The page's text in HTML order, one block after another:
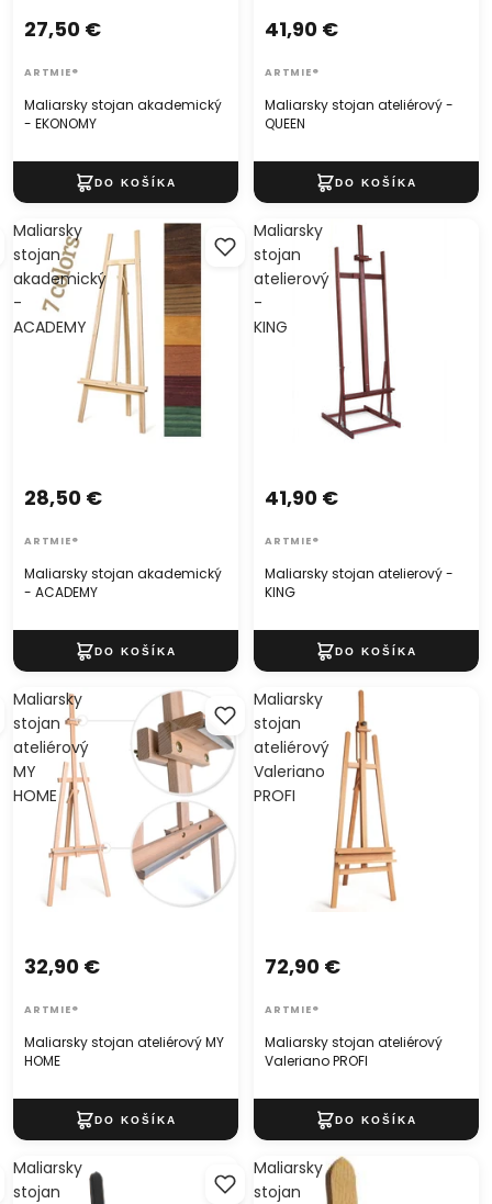
Maliarsky stojan akademický
- EKONOMY
27,50 €
ARTMIE®
Maliarsky stojan ateliérový -
QUEEN
41,90 €
ARTMIE®
Maliarsky
stojan
akademický
-
ACADEMY
Maliarsky stojan akademický
- ACADEMY
28,50 €
ARTMIE®
Maliarsky
stojan
atelierový
-
KING
Maliarsky stojan atelierový -
KING
41,90 €
ARTMIE®
Maliarsky
stojan
ateliérový
MY
HOME
Maliarsky stojan ateliérový MY
HOME
32,90 €
ARTMIE®
Maliarsky
stojan
ateliérový
Valeriano
PROFI
Maliarsky stojan ateliérový
Valeriano PROFI
72,90 €
ARTMIE®
Maliarsky
stojan
Maliarsky
stojan